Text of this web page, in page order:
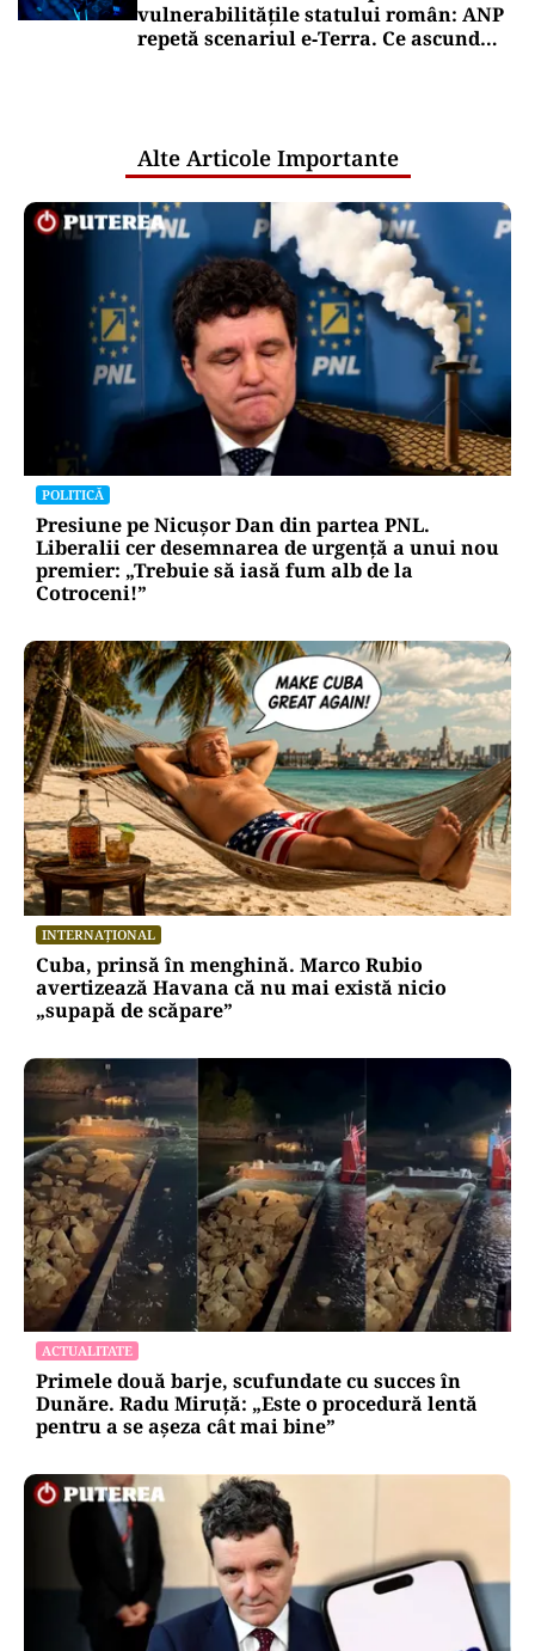
vulnerabilitățile statului român: ANP
repetă scenariul e‑Terra. Ce ascund
Alte Articole Importante
POLITICĂ
Presiune pe Nicușor Dan din partea PNL.
Liberalii cer desemnarea de urgență a unui nou
premier: „Trebuie să iasă fum alb de la
Cotroceni!”
INTERNAȚIONAL
Cuba, prinsă în menghină. Marco Rubio
avertizează Havana că nu mai există nicio
„supapă de scăpare”
ACTUALITATE
Primele două barje, scufundate cu succes în
Dunăre. Radu Miruță: „Este o procedură lentă
pentru a se așeza cât mai bine”